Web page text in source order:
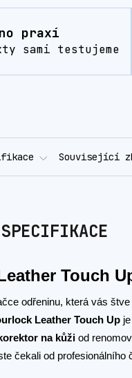
praxí
sami testujeme
Související
Touch
odřeninu, která vás
Leather Touch Up
na kůži od
čekali od profesionálního